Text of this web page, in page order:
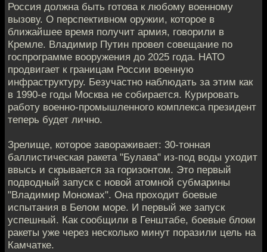
Россия должна быть готова к любому военному
вызову. О перспективном оружии, которое в
ближайшее время получит армия, говорили в
Кремле. Владимир Путин провел совещание по
госпрограмме вооружения до 2025 года. НАТО
продвигает к границам России военную
инфраструктуру. Безучастно наблюдать за этим как
в 1990-е годы Москва не собирается. Курировать
работу военно-промышленного комплекса президент
теперь будет лично.
Зрелище, которое завораживает: 30-тонная
баллистическая ракета "Булава" из-под воды уходит
ввысь и скрывается за горизонтом. Это первый
подводный запуск с новой атомной субмарины
"Владимир Мономах". Она проходит боевые
испытания в Белом море. И первый же запуск
успешный. Как сообщили в Генштабе, боевые блоки
ракеты уже через несколько минут поразили цель на
Камчатке.